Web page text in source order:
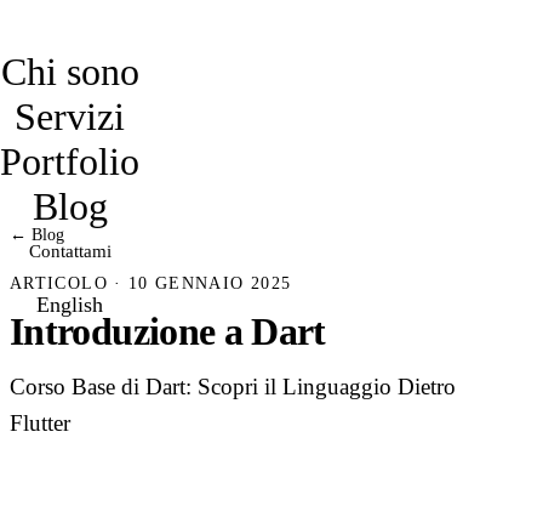
Chi sono
Servizi
Portfolio
Blog
Contattami
English
← Blog
ARTICOLO · 10 GENNAIO 2025
Introduzione a Dart
Corso Base di Dart: Scopri il Linguaggio Dietro
Flutter